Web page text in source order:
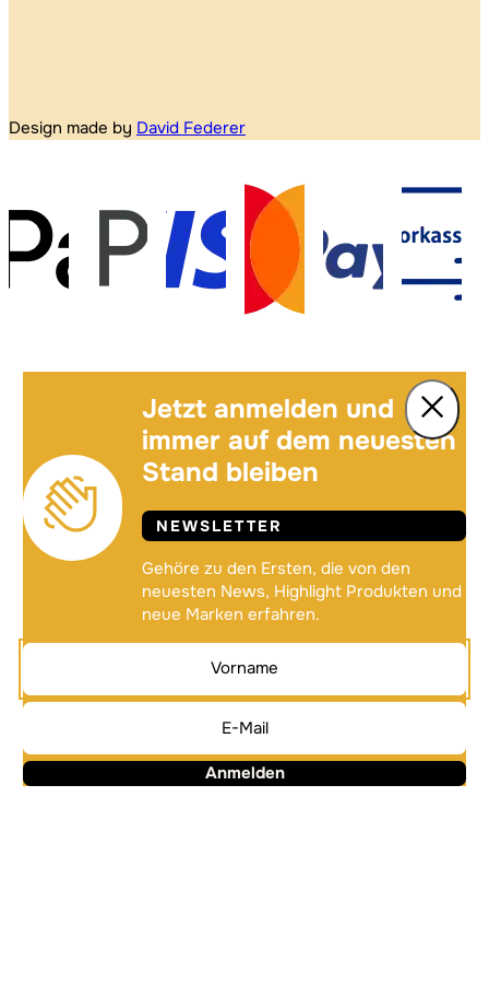
Design made by David Federer
Jetzt anmelden und
immer auf dem neuesten
Stand bleiben
NEWSLETTER
Gehöre zu den Ersten, die von den
neuesten News, Highlight Produkten und
neue Marken erfahren.
Anmelden